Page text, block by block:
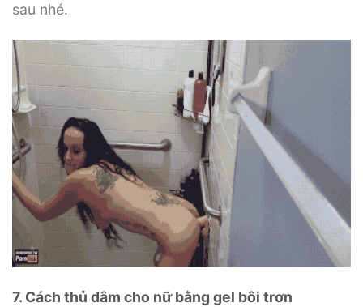
sau nhé.
7. Cách thủ dâm cho nữ bằng gel bôi trơn